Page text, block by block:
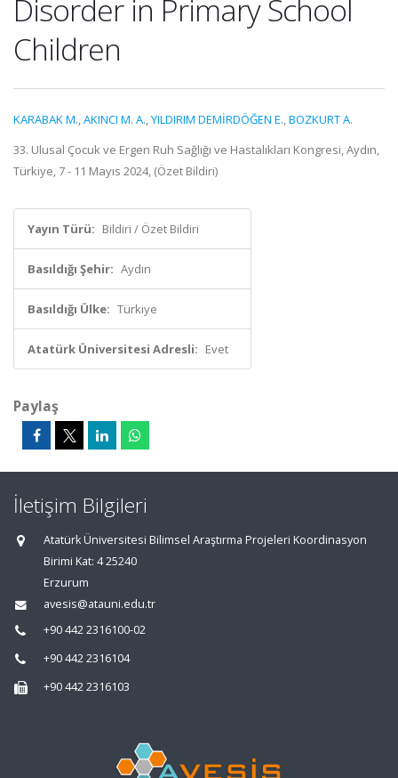
Disorder in Primary School
Children
KARABAK M.,AKINCI M. A.,YILDIRIM DEMİRDÖĞEN E.,BOZKURT A.
33. Ulusal Çocuk ve Ergen Ruh Sağlığı ve Hastalıkları Kongresi, Aydın,
Türkiye, 7 - 11 Mayıs 2024, (Özet Bildiri)
Yayın Türü: Bildiri / Özet Bildiri
Basıldığı Şehir: Aydın
Basıldığı Ülke: Türkiye
Atatürk Üniversitesi Adresli: Evet
Paylaş
İletişim Bilgileri
Atatürk Üniversitesi Bilimsel Araştırma Projeleri Koordinasyon
Birimi Kat: 4 25240
Erzurum
avesis@atauni.edu.tr
+90 442 2316100-02
+90 442 2316104
+90 442 2316103